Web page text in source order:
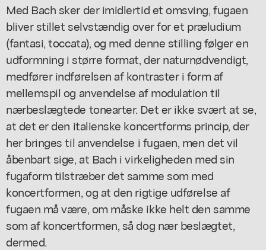
Med Bach sker der imidlertid et omsving, fugaen
bliver stillet selvstændig over for et præludium
(fantasi, toccata), og med denne stilling følger en
udformning i større format, der naturnødvendigt,
medfører indførelsen af kontraster i form af
mellemspil og anvendelse af modulation til
nærbeslægtede tonearter. Det er ikke svært at se,
at det er den italienske koncertforms princip, der
her bringes til anvendelse i fugaen, men det vil
åbenbart sige, at Bach i virkeligheden med sin
fugaform tilstræber det samme som med
koncertformen, og at den rigtige udførelse af
fugaen må være, om måske ikke helt den samme
som af koncertformen, så dog nær beslægtet,
dermed.